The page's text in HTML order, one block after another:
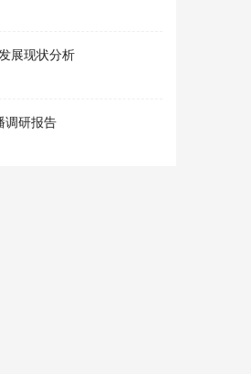
展现状分析
调研报告